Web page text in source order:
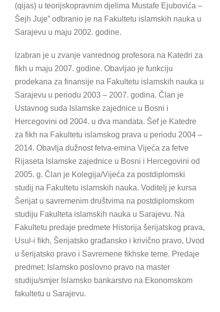
(qijas) u teorijskopravnim djelima Mustafe Ejubovića –
Šejh Juje” odbranio je na Fakultetu islamskih nauka u
Sarajevu u maju 2002. godine.
Izabran je u zvanje vanrednog profesora na Katedri za
fikh u maju 2007. godine. Obavljao je funkciju
prodekana za finansije na Fakultetu islamskih nauka u
Sarajevu u periodu 2003 – 2007. godina. Član je
Ustavnog suda Islamske zajednice u Bosni i
Hercegovini od 2004. u dva mandata. Šef je Katedre
za fikh na Fakultetu islamskog prava u periodu 2004 –
2014. Obavlja dužnost fetva-emina Vijeća za fetve
Rijaseta Islamske zajednice u Bosni i Hercegovini od
2005. g. Član je Kolegija/Vijeća za postdiplomski
studij na Fakultetu islamskih nauka. Voditelj je kursa
Šerijat u savremenim društvima na postdiplomskom
studiju Fakulteta islamskih nauka u Sarajevu. Na
Fakultetu predaje predmete Historija šerijatskog prava,
Usul-i fikh, Šerijatsko građansko i krivično pravo, Uvod
u šerijatsko pravo i Savremene fikhske teme. Predaje
predmet: Islamsko poslovno pravo na master
studiju/smjer Islamsko bankarstvo na Ekonomskom
fakultetu u Sarajevu.